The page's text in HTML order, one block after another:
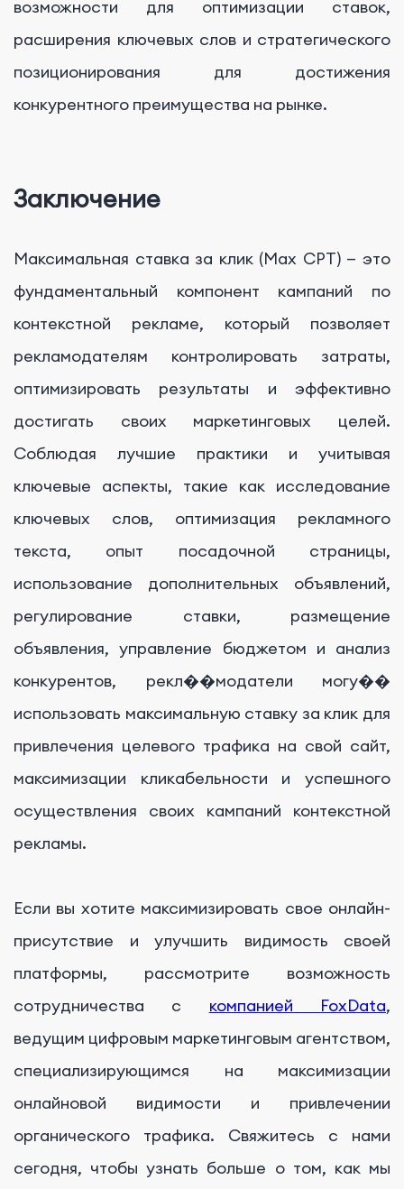
возможности для оптимизации ставок,
расширения ключевых слов и стратегического
позиционирования для достижения
конкурентного преимущества на рынке.
Заключение
Максимальная ставка за клик (Max CPT) — это
фундаментальный компонент кампаний по
контекстной рекламе, который позволяет
рекламодателям контролировать затраты,
оптимизировать результаты и эффективно
достигать своих маркетинговых целей.
Соблюдая лучшие практики и учитывая
ключевые аспекты, такие как исследование
ключевых слов, оптимизация рекламного
текста, опыт посадочной страницы,
использование дополнительных объявлений,
регулирование ставки, размещение
объявления, управление бюджетом и анализ
конкурентов, рекл��модатели могу��
использовать максимальную ставку за клик для
привлечения целевого трафика на свой сайт,
максимизации кликабельности и успешного
осуществления своих кампаний контекстной
рекламы.
Если вы хотите максимизировать свое онлайн-
присутствие и улучшить видимость своей
платформы, рассмотрите возможность
сотрудничества с компанией FoxData,
ведущим цифровым маркетинговым агентством,
специализирующимся на максимизации
онлайновой видимости и привлечении
органического трафика. Свяжитесь с нами
сегодня, чтобы узнать больше о том, как мы